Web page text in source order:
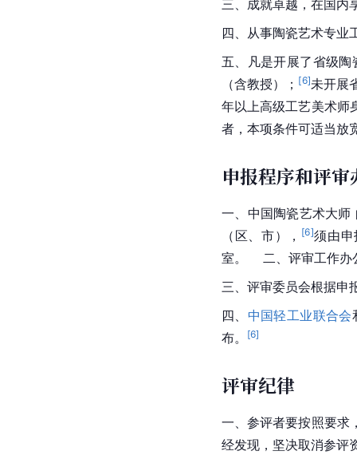
三、成就卓越，在国内
四、从事陶瓷艺术专
五、凡是开展了省级
（含教授）； [6]未开展
年以上高级工艺美术师
者，本项条件可适当放
申报程序和评
一、中国陶瓷艺术大师
（区、市）， [6]须由
室。    二、评审工作
三、评审委员会根据申
四、 中国轻工业联合会
布。
[6]
评审纪律
一、参评者要按照要求
经发现，坚决取消参